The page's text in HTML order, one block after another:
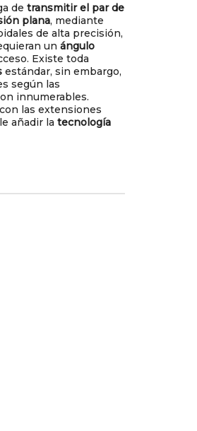
de transmitir el par de
plana, mediante
de alta precisión,
un ángulo
Existe toda
estándar, sin embargo,
según las
innumerables.
las extensiones
añadir la tecnología